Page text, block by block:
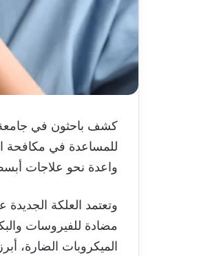
كشف باحثون في جامعة
للمساعدة في مكافحة
واعدة نحو علاجات
وتعتمد العلكة
مضادة للفيروسات
الميكروبات الضارة،